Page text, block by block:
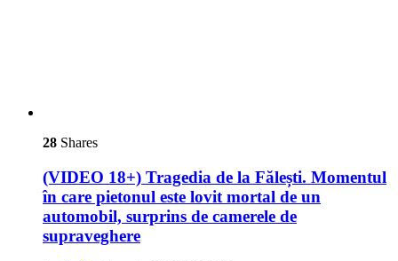
28 Shares
(VIDEO 18+) Tragedia de la Fălești. Momentul
în care pietonul este lovit mortal de un
automobil, surprins de camerele de
supraveghere